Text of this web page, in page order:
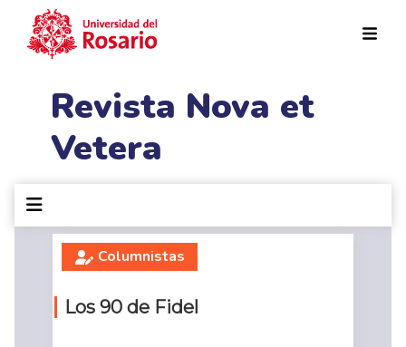
Revista Nova et
Vetera
Columnistas
Los 90 de Fidel